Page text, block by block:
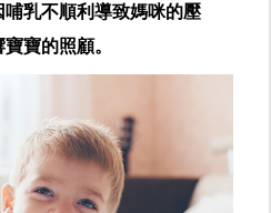
哺乳不順利導致媽咪的壓
寶的照顧。